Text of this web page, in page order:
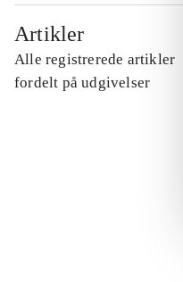
Artikler
Alle registrerede artikler
fordelt på udgivelser